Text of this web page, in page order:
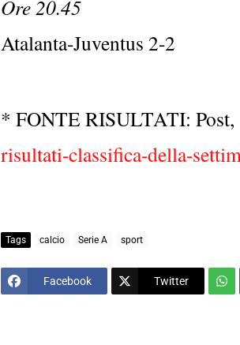
Ore 20.45
Atalanta-Juventus 2-2
* FONTE RISULTATI: Post,
risultati-classifica-della-
Tags calcio Serie A sport
Facebook Twitter